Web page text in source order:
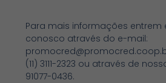
Para mais informações
conosco através do e-mail:
(11) 3111-2323 ou através de
91077-0436.